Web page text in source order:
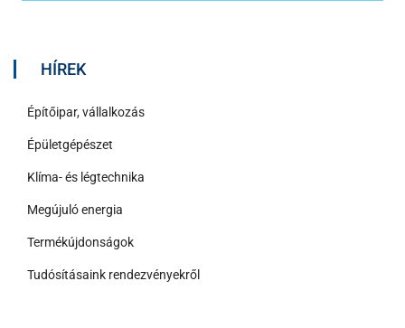
HÍREK
Építőipar, vállalkozás
Épületgépészet
Klíma- és légtechnika
Megújuló energia
Termékújdonságok
Tudósításaink rendezvényekről